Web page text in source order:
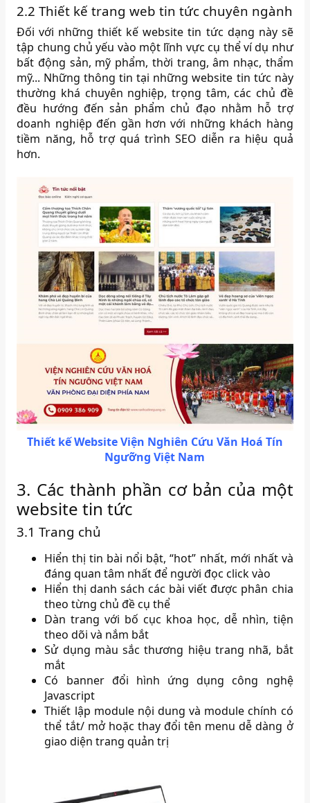
2.2 Thiết kế trang web tin tức chuyên ngành
Đối với những thiết kế website tin tức dạng này sẽ
tập chung chủ yếu vào một lĩnh vực cụ thể ví dụ như
bất động sản, mỹ phẩm, thời trang, âm nhạc, thẩm
mỹ... Những thông tin tại những website tin tức này
thường khá chuyên nghiệp, trọng tâm, các chủ đề
đều hướng đến sản phẩm chủ đạo nhằm hỗ trợ
doanh nghiệp đến gần hơn với những khách hàng
tiềm năng, hỗ trợ quá trình SEO diễn ra hiệu quả
hơn.
Thiết kế Website Viện Nghiên Cứu Văn Hoá Tín
Ngưỡng Việt Nam
3. Các thành phần cơ bản của một
website tin tức
3.1 Trang chủ
Hiển thị tin bài nổi bật, “hot” nhất, mới nhất và
đáng quan tâm nhất để người đọc click vào
Hiển thị danh sách các bài viết được phân chia
theo từng chủ đề cụ thể
Dàn trang với bố cục khoa học, dễ nhìn, tiện
theo dõi và nắm bắt
Sử dụng màu sắc thương hiệu trang nhã, bắt
mắt
Có banner đổi hình ứng dụng công nghệ
Javascript
Thiết lập module nội dung và module chính có
thể tắt/ mở hoặc thay đổi tên menu dễ dàng ở
giao diện trang quản trị